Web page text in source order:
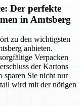
Der perfekte
in Amtsberg
zu den wichtigsten
anbieten.
Verpacken
der Kartons
sparen Sie nicht nur
wird mit der nötigen